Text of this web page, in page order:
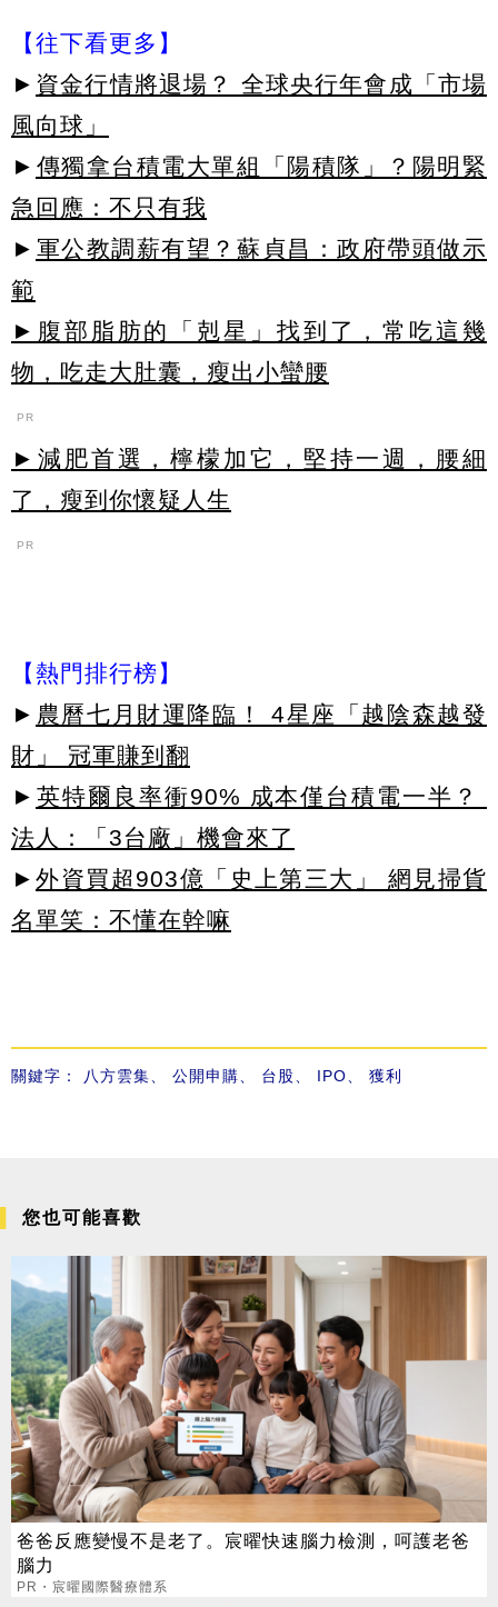
【往下看更多】
► 資金行情將退場？ 全球央行年會成「市場
風向球」
► 傳獨拿台積電大單組「陽積隊」？陽明緊
急回應：不只有我
► 軍公教調薪有望？蘇貞昌：政府帶頭做示
範
►腹部脂肪的「剋星」找到了，常吃這幾
物，吃走大肚囊，瘦出小蠻腰
PR
►減肥首選，檸檬加它，堅持一週，腰細
了，瘦到你懷疑人生
PR
【熱門排行榜】
► 農曆七月財運降臨！ 4星座「越陰森越發
財」 冠軍賺到翻
► 英特爾良率衝90% 成本僅台積電一半？
法人：「3台廠」機會來了
► 外資買超903億「史上第三大」 網見掃貨
名單笑：不懂在幹嘛
關鍵字： 八方雲集 公開申購 台股 IPO 獲利
您也可能喜歡
爸爸反應變慢不是老了。宸曜快速腦力檢測，呵護老爸
腦力
PR・宸曜國際醫療體系